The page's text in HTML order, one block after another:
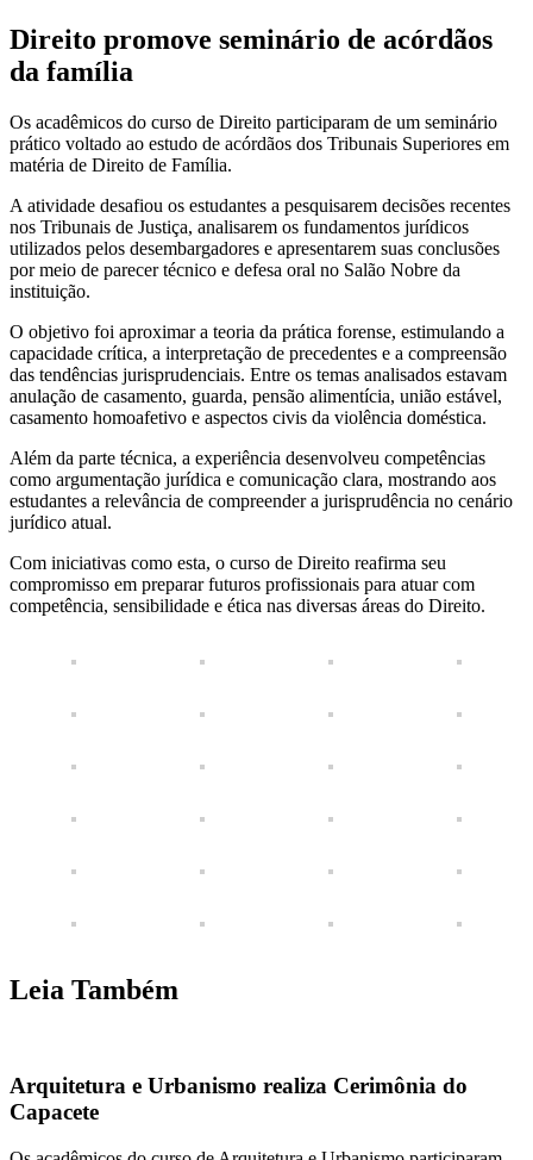
Direito promove seminário de acórdãos
da família
Os acadêmicos do curso de Direito participaram de um seminário
prático voltado ao estudo de acórdãos dos Tribunais Superiores em
matéria de Direito de Família.
A atividade desafiou os estudantes a pesquisarem decisões recentes
nos Tribunais de Justiça, analisarem os fundamentos jurídicos
utilizados pelos desembargadores e apresentarem suas conclusões
por meio de parecer técnico e defesa oral no Salão Nobre da
instituição.
O objetivo foi aproximar a teoria da prática forense, estimulando a
capacidade crítica, a interpretação de precedentes e a compreensão
das tendências jurisprudenciais. Entre os temas analisados estavam
anulação de casamento, guarda, pensão alimentícia, união estável,
casamento homoafetivo e aspectos civis da violência doméstica.
Além da parte técnica, a experiência desenvolveu competências
como argumentação jurídica e comunicação clara, mostrando aos
estudantes a relevância de compreender a jurisprudência no cenário
jurídico atual.
Com iniciativas como esta, o curso de Direito reafirma seu
compromisso em preparar futuros profissionais para atuar com
competência, sensibilidade e ética nas diversas áreas do Direito.
Leia Também
Arquitetura e Urbanismo realiza Cerimônia do
Capacete